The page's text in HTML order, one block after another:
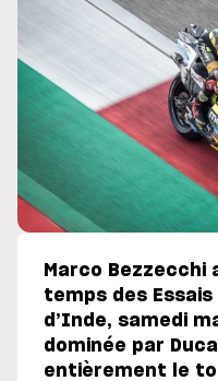
Marco Bezzecchi
temps des Essais
d’Inde, samedi
dominée par
entièrement le